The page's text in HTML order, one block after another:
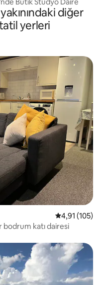
diğer
yerleri
5 üzerinden
4,91 (105)
bodrum katı dairesi